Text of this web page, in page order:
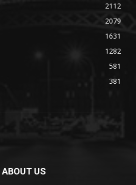
2112
2079
1631
1282
581
381
ABOUT US